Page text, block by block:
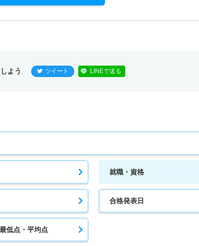
よう ツイート LINEで送る
就職・資格
合格発表日
低点・平均点